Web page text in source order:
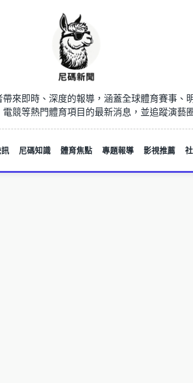
來即時、深度的報導，涵蓋全球體育賽事
競等熱門體育項目的最新消息，並追蹤演藝
尼碼知識 體育焦點 專題報導 影視推薦